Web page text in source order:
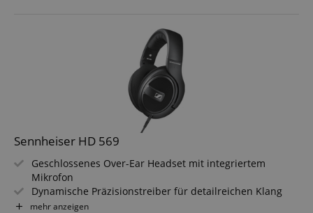
Sennheiser HD 569
Geschlossenes Over-Ear Headset mit integriertem
Mikrofon
Dynamische Präzisionstreiber für detailreichen Klang
Effektive Geräuschisolierung durch geschlossene
mehr anzeigen